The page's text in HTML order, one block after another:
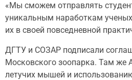
«Мы сможем отправлять
уникальным наработкам
их в своей повседневной
ДГТУ и СОЗАР подписали
Московского зоопарка. Там же
летучих мышей и